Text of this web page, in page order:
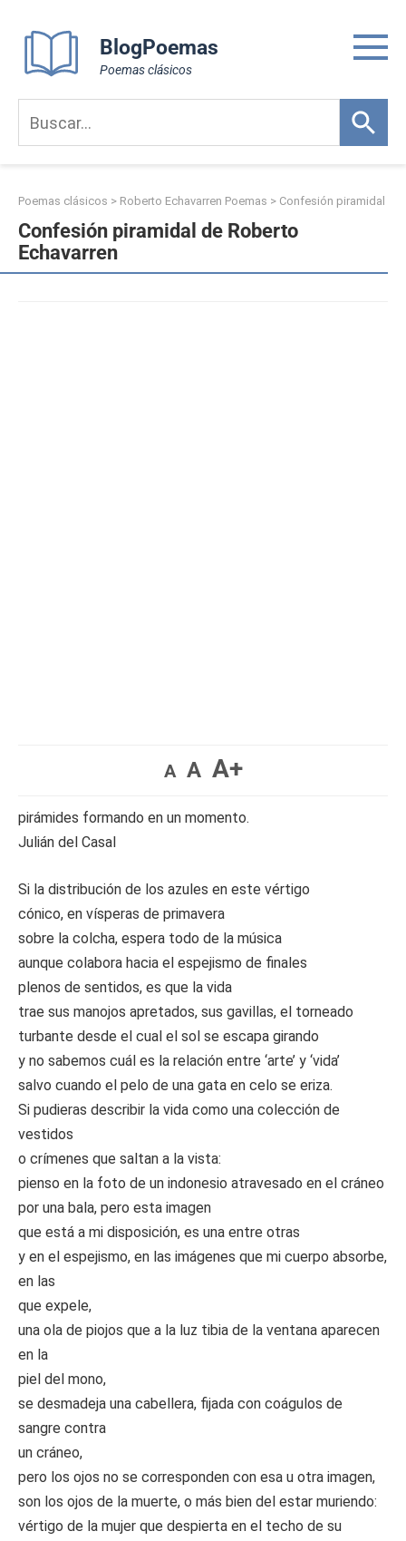
content
BlogPoemas
Poemas clásicos
Poemas clásicos > Roberto Echavarren Poemas > Confesión piramidal
Confesión piramidal de Roberto
Echavarren
A A A+
pirámides formando en un momento.
Julián del Casal
Si la distribución de los azules en este vértigo
cónico, en vísperas de primavera
sobre la colcha, espera todo de la música
aunque colabora hacia el espejismo de finales
plenos de sentidos, es que la vida
trae sus manojos apretados, sus gavillas, el torneado
turbante desde el cual el sol se escapa girando
y no sabemos cuál es la relación entre ‘arte’ y ‘vida’
salvo cuando el pelo de una gata en celo se eriza.
Si pudieras describir la vida como una colección de
vestidos
o crímenes que saltan a la vista:
pienso en la foto de un indonesio atravesado en el cráneo
por una bala, pero esta imagen
que está a mi disposición, es una entre otras
y en el espejismo, en las imágenes que mi cuerpo absorbe,
en las
que expele,
una ola de piojos que a la luz tibia de la ventana aparecen
en la
piel del mono,
se desmadeja una cabellera, fijada con coágulos de
sangre contra
un cráneo,
pero los ojos no se corresponden con esa u otra imagen,
son los ojos de la muerte, o más bien del estar muriendo:
vértigo de la mujer que despierta en el techo de su